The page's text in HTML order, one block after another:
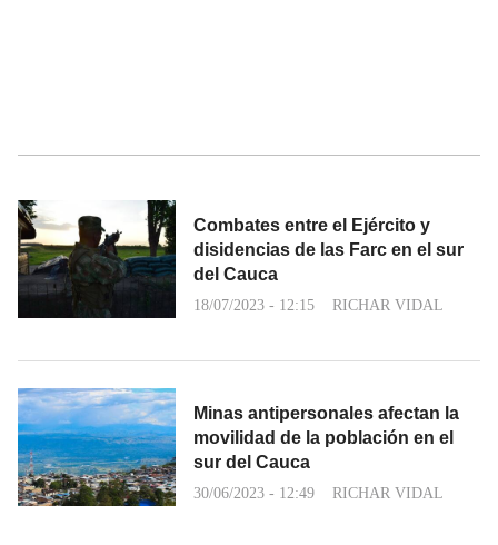
Combates entre el Ejército y
disidencias de las Farc en el sur
del Cauca
18/07/2023 - 12:15 RICHAR VIDAL
Minas antipersonales afectan la
movilidad de la población en el
sur del Cauca
30/06/2023 - 12:49 RICHAR VIDAL